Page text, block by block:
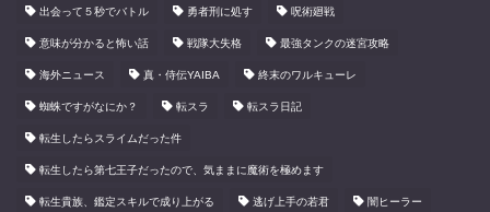
出会って５秒でバトル 勇者刑に処す 呪術廻戦
意味が分かると怖い話 戦隊大失格 最強タンクの迷宮攻略
海外ニュース 真・侍伝YAIBA 終末のワルキューレ
蜘蛛ですがなにか？ 転スラ 転スラ日記
転生したらスライムだった件
転生したら第七王子だったので、気ままに魔術を極めます
転生貴族、鑑定スキルで成り上がる 逃げ上手の若君 闇ヒーラー